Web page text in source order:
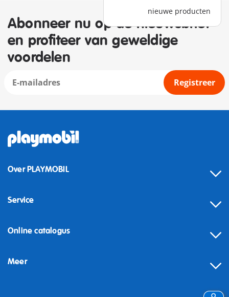
nieuwe producten
Abonneer nu op de nieuwsbrief
en profiteer van geweldige
voordelen
Registreer
Over PLAYMOBIL
Service
Online catalogus
Meer